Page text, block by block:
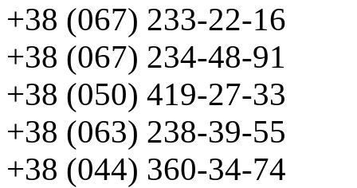
+38 (067) 233-22-16
+38 (067) 234-48-91
+38 (050) 419-27-33
+38 (063) 238-39-55
+38 (044) 360-34-74